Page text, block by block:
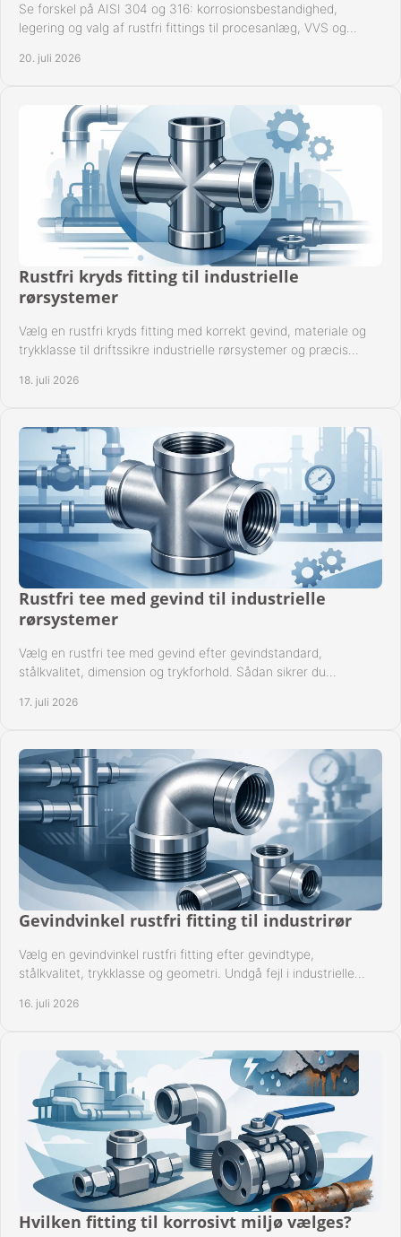
Se forskel på AISI 304 og 316: korrosionsbestandighed,
legering og valg af rustfri fittings til procesanlæg, VVS og
20. juli 2026
Rustfri kryds fitting til industrielle
rørsystemer
Vælg en rustfri kryds fitting med korrekt gevind, materiale og
trykklasse til driftssikre industrielle rørsystemer og præcis
18. juli 2026
Rustfri tee med gevind til industrielle
rørsystemer
Vælg en rustfri tee med gevind efter gevindstandard,
stålkvalitet, dimension og trykforhold. Sådan sikrer du
17. juli 2026
Gevindvinkel rustfri fitting til industrirør
Vælg en gevindvinkel rustfri fitting efter gevindtype,
stålkvalitet, trykklasse og geometri. Undgå fejl i industrielle
16. juli 2026
Hvilken fitting til korrosivt miljø vælges?